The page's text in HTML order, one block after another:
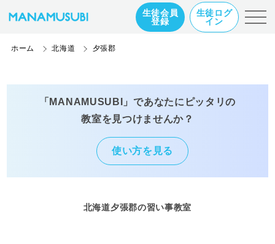
生徒会員
登録
生徒ログ
イン
ホーム 北海道 夕張郡
「MANAMUSUBI」であなたにピッタリの
教室を見つけませんか？
使い方を見る
北海道夕張郡の習い事教室